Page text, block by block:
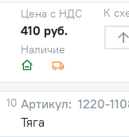
Наличие
Цена с НДС
410 руб.
К
10
1220-
Тяга